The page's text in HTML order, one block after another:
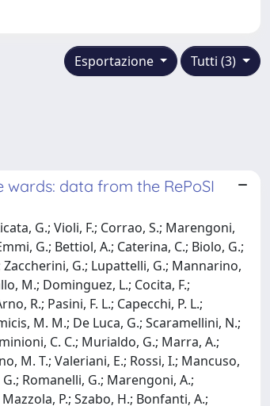
Tutti (3)
Esportazione
data from the RePoSI
G.; Violi, F.; Corrao, S.; Marengoni,
G.; Bettiol, A.; Caterina, C.; Biolo, G.;
Zaccherini, G.; Lupattelli, G.; Mannarino,
M.; Dominguez, L.; Cocita, F.;
R.; Pasini, F. L.; Capecchi, P. L.;
M. M.; De Luca, G.; Scaramellini, N.;
C. C.; Murialdo, G.; Marra, A.;
M. T.; Valeriani, E.; Rossi, I.; Mancuso,
Romanelli, G.; Marengoni, A.;
P.; Szabo, H.; Bonfanti, A.;